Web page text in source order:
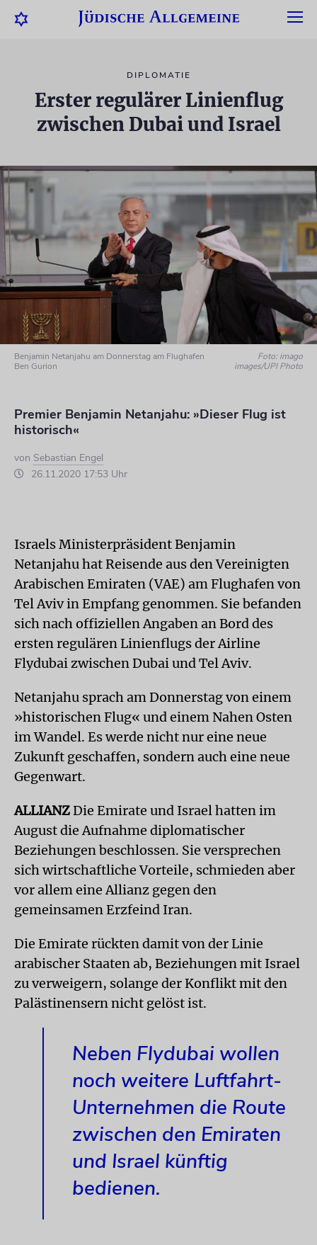
DIPLOMATIE
Erster regulärer Linienflug
zwischen Dubai und Israel
Benjamin Netanjahu am Donnerstag am Flughafen
Ben Gurion
Foto: imago
images/UPI Photo
Premier Benjamin Netanjahu: »Dieser Flug ist
historisch«
von Sebastian Engel
26.11.2020 17:53 Uhr
Israels Ministerpräsident Benjamin
Netanjahu hat Reisende aus den Vereinigten
Arabischen Emiraten (VAE) am Flughafen von
Tel Aviv in Empfang genommen. Sie befanden
sich nach offiziellen Angaben an Bord des
ersten regulären Linienflugs der Airline
Flydubai zwischen Dubai und Tel Aviv.
Netanjahu sprach am Donnerstag von einem
»historischen Flug« und einem Nahen Osten
im Wandel. Es werde nicht nur eine neue
Zukunft geschaffen, sondern auch eine neue
Gegenwart.
ALLIANZDie Emirate und Israel hatten im
August die Aufnahme diplomatischer
Beziehungen beschlossen. Sie versprechen
sich wirtschaftliche Vorteile, schmieden aber
vor allem eine Allianz gegen den
gemeinsamen Erzfeind Iran.
Die Emirate rückten damit von der Linie
arabischer Staaten ab, Beziehungen mit Israel
zu verweigern, solange der Konflikt mit den
Palästinensern nicht gelöst ist.
Neben Flydubai wollen
noch weitere Luftfahrt-
Unternehmen die Route
zwischen den Emiraten
und Israel künftig
bedienen.